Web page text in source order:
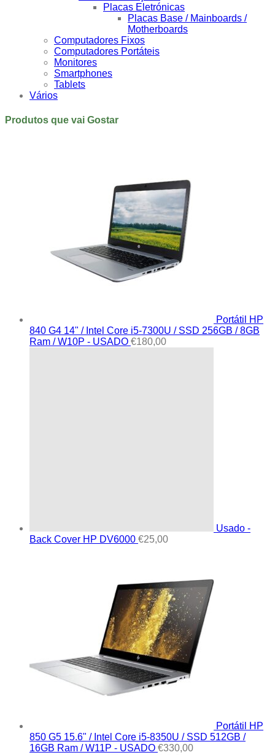
Placas Eletrónicas
Placas Base / Mainboards /
Motherboards
Computadores Fixos
Computadores Portáteis
Monitores
Smartphones
Tablets
Vários
Produtos que vai Gostar
Portátil HP
840 G4 14" / Intel Core i5-7300U / SSD 256GB / 8GB
Ram / W10P - USADO €180,00
Usado -
Back Cover HP DV6000 €25,00
Portátil HP
850 G5 15.6" / Intel Core i5-8350U / SSD 512GB /
16GB Ram / W11P - USADO €330,00